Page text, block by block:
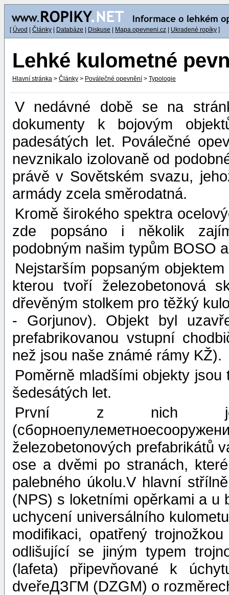
[ Úvod Články Databáze Diskuse Mapa.opevneni.cz Ukradené ropíky ]
Lehké kulometné
Hlavní stránka > Články > Poválečné opevnění > Typologie
V nedávné době se na
dokumenty k bojovým
padesátých let. Poválečné
nevznikalo izolovaně od
právě v Sovětském svazu,
armády zcela směrodatná.
Kromě širokého spektra
zde popsáno i několik
podobným našim typům BOSO
Nejstarším popsaným
kterou tvoří železobetonová
dřevěným stolkem pro těžký
- Gorjunov). Objekt byl
prefabrikovanou vstupní
než jsou naše známé rámy KŽ).
Poměrně mladšími objekty
šedesátých let.
První z nich je
železobetonových prefabrikátů
ose a dvěmi po stranách,
palebného úkolu.V hlavní
(NPS) s loketními opěrkami a
uchycení universálního
modifikaci, opatřený
odlišující se jiným typem
(lafeta) připevňované k
dveřeДЗГМ (DZGM) o